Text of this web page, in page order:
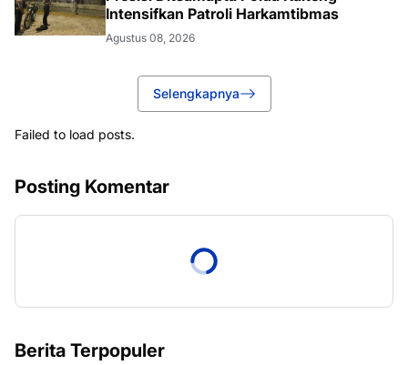
Intensifkan Patroli Harkamtibmas
Agustus 08, 2026
Selengkapnya
Failed to load posts.
Posting Komentar
Berita Terpopuler